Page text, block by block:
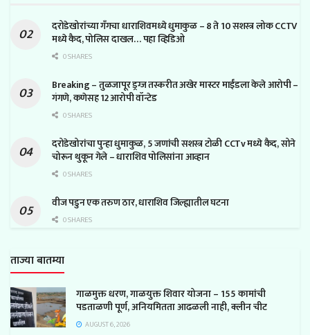
दरोडेखोरांच्या गँगचा धाराशिवमध्ये धुमाकुळ – 8 ते 10 सशस्त्र लोक CCTV
मध्ये कैद, पोलिस दाखल… पहा व्हिडिओ
0 SHARES
Breaking – तुळजापूर ड्रग्ज तस्करीत अखेर मास्टर माईंडला केले आरोपी –
गंगणे, कणेसह 12 आरोपी वॉन्टेड
0 SHARES
दरोडेखोरांचा पुन्हा धुमाकुळ, 5 जणांची सशस्त्र टोळी CCTv मध्ये कैद, सोने
चोरून थुकून गेले – धाराशिव पोलिसांना आव्हान
0 SHARES
वीज पडुन एक तरुण ठार, धाराशिव जिल्ह्यातील घटना
0 SHARES
ताज्या बातम्या
गाळमुक्त धरण, गाळयुक्त शिवार योजना – 155 कामांची
पडताळणी पूर्ण, अनियमितता आढळली नाही, क्लीन चीट
AUGUST 6, 2026